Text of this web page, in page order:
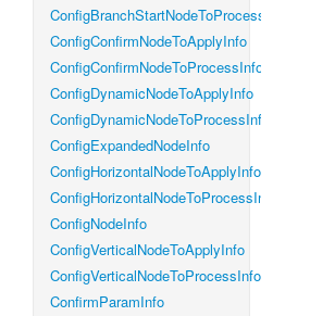
ConfigBranchStartNodeToProcessInfo
ConfigConfirmNodeToApplyInfo
ConfigConfirmNodeToProcessInfo
ConfigDynamicNodeToApplyInfo
ConfigDynamicNodeToProcessInfo
ConfigExpandedNodeInfo
ConfigHorizontalNodeToApplyInfo
ConfigHorizontalNodeToProcessInfo
ConfigNodeInfo
ConfigVerticalNodeToApplyInfo
ConfigVerticalNodeToProcessInfo
ConfirmParamInfo